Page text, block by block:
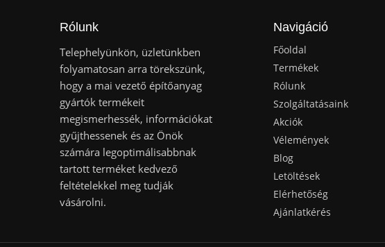
Rólunk
Telephelyünkön, üzletünkben
folyamatosan arra törekszünk,
hogy a mai vezető építőanyag
gyártók termékeit
megismerhessék, információkat
gyűjthessenek és az Önök
számára legoptimálisabbnak
tartott terméket kedvező
feltételekkel meg tudják
vásárolni.
Navigáció
Főoldal
Termékek
Rólunk
Szolgáltatásaink
Akciók
Vélemények
Blog
Letöltések
Elérhetőség
Ajánlatkérés